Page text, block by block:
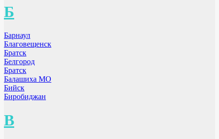
Б
Барнаул
Благовещенск
Братск
Белгород
Братск
Балашиха МО
Бийск
Биробиджан
В